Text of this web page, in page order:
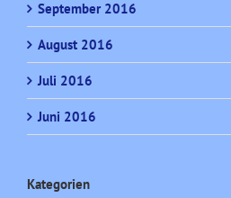
September 2016
August 2016
Juli 2016
Juni 2016
Kategorien